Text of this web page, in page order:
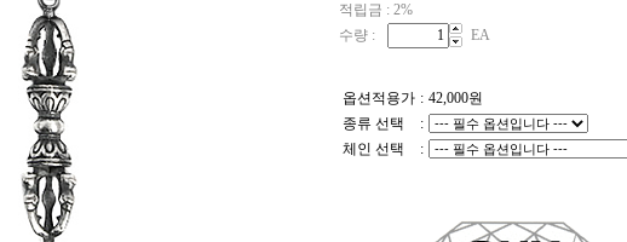
적립금 : 2%
수량 :
EA
옵션적용가 : 42,000원
종류 선택
:
체인 선택
: